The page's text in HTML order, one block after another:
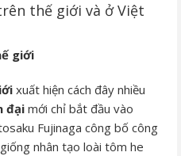
thế giới và ở Việt
giới
xuất hiện cách đây nhiều
đại mới chỉ bắt đầu vào
Fujinaga công bố công
nhân tạo loài tôm he